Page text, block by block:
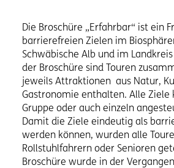
Die Broschüre „Erfahrbar“ ist ein
barrierefreien Zielen im
Schwäbische Alb und im
der Broschüre sind Touren
jeweils Attraktionen aus Natur,
Gastronomie enthalten. Alle Ziele
Gruppe oder auch einzeln
Damit die Ziele eindeutig als
werden können, wurden alle
Rollstuhlfahrern oder Senioren
Broschüre wurde in der